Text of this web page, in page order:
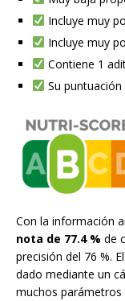
Incluye muy
Incluye muy
Contiene 1
Su puntuación
Con la información
nota de 77.4 % de
precisión del 76 %.
dado mediante un
muchos parámetros